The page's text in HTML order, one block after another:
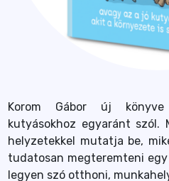
Korom Gábor új
kutyásokhoz egyaránt szól.
helyzetekkel mutatja be,
tudatosan megteremteni
legyen szó otthoni,